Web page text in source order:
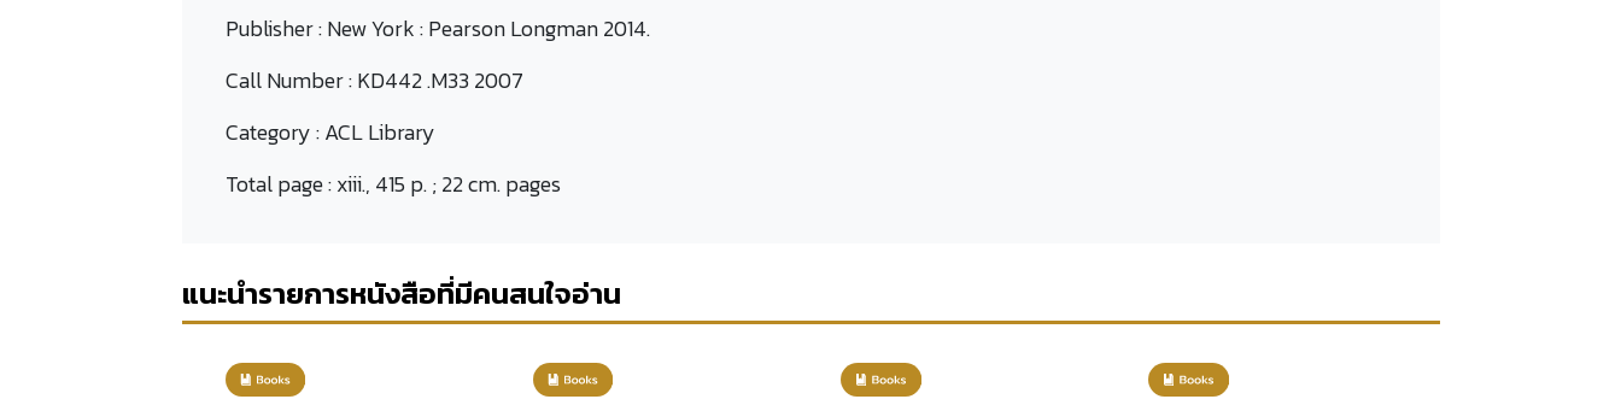
Publisher :New York : Pearson Longman 2014.
Call Number :KD442 .M33 2007
Category :ACL Library
Total page :xiii., 415 p. ; 22 cm. pages
แนะนำรายการหนังสือที่มีคนสนใจอ่าน